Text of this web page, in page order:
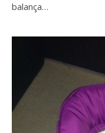
balança…